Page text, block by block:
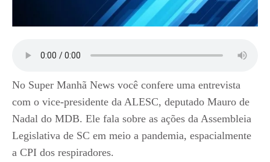
No Super Manhã News você confere uma entrevista
com o vice-presidente da ALESC, deputado Mauro de
Nadal do MDB. Ele fala sobre as ações da Assembleia
Legislativa de SC em meio a pandemia, espacialmente
a CPI dos respiradores.